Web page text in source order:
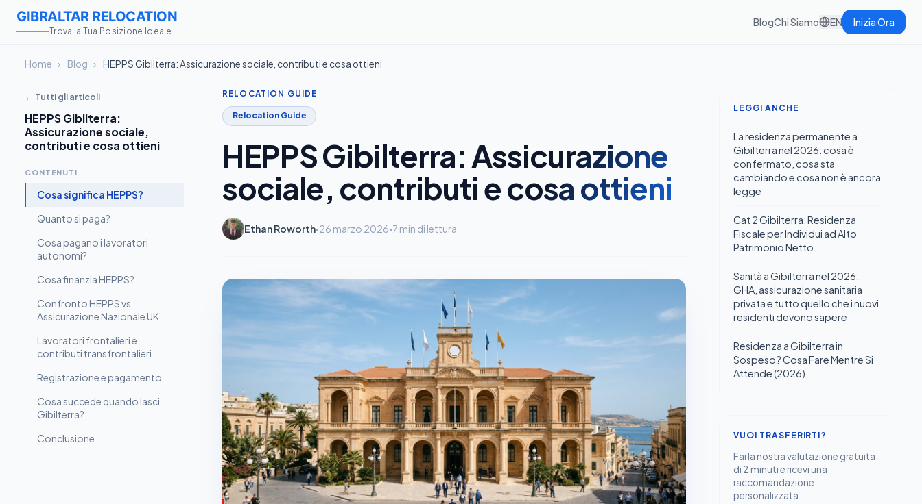
GIBRALTAR RELOCATION
Trova la Tua Posizione Ideale
BlogChi Siamo EN Inizia Ora
Home › Blog › HEPPS Gibilterra: Assicurazione sociale, contributi e cosa ottieni
← Tutti gli articoli
HEPPS Gibilterra:
Assicurazione sociale,
contributi e cosa ottieni
CONTENUTI
Cosa significa HEPPS?
Quanto si paga?
Cosa pagano i lavoratori
autonomi?
Cosa finanzia HEPPS?
Confronto HEPPS vs
Assicurazione Nazionale UK
Lavoratori frontalieri e
contributi transfrontalieri
Registrazione e pagamento
Cosa succede quando lasci
Gibilterra?
Conclusione
RELOCATION GUIDE
Relocation Guide
HEPPS Gibilterra: Assicurazione
sociale, contributi e cosa ottieni
Ethan Roworth•26 marzo 2026•7 min di lettura
LEGGI ANCHE
La residenza permanente a
Gibilterra nel 2026: cosa è
confermato, cosa sta
cambiando e cosa non è ancora
legge
Cat 2 Gibilterra: Residenza
Fiscale per Individui ad Alto
Patrimonio Netto
Sanità a Gibilterra nel 2026:
GHA, assicurazione sanitaria
privata e tutto quello che i nuovi
residenti devono sapere
Residenza a Gibilterra in
Sospeso? Cosa Fare Mentre Si
Attende (2026)
VUOI TRASFERIRTI?
Fai la nostra valutazione gratuita
di 2 minuti e ricevi una
raccomandazione
personalizzata.